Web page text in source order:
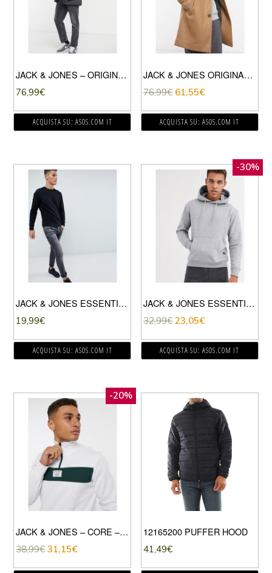
JACK & JONES – ORIGINALS – PARKA GRIGIO CON CAPPUCCIO IN PELLICCIA SINTETICA
76,99€
ACQUISTA SU: ASOS.COM IT
JACK & JONES ORIGINALS – CAPPOTTO COLOR CAMMELLO-VERDE
76,99€ 61,55€
ACQUISTA SU: ASOS.COM IT
JACK & JONES ESSENTIALS – FELPA-NERO
19,99€
ACQUISTA SU: ASOS.COM IT
-30%
JACK & JONES ESSENTIALS – FELPA OVERSIZE GRIGIA CON CAPPUCCIO-GRIGIO
32,99€ 23,05€
ACQUISTA SU: ASOS.COM IT
-20%
JACK & JONES – CORE – FELPA BIANCA CON ZIP A 1/4-BIANCO
38,99€ 31,15€
12165200 PUFFER HOOD
41,49€